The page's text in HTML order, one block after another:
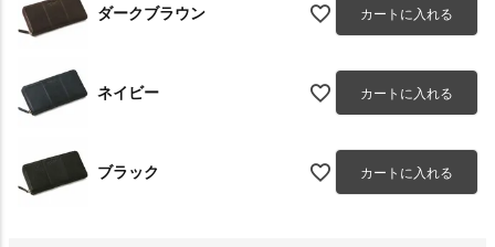
ダークブラウン カートに入れる
ネイビー カートに入れる
ブラック カートに入れる